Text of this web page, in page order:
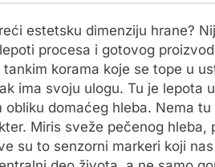
estetsku dimenziju hrane?
procesa i gotovog
korama koje se tope u
ima svoju ulogu. Tu je lepota
obliku domaćeg hleba. Nema
Miris sveže pečenog
su to senzorni markeri koji